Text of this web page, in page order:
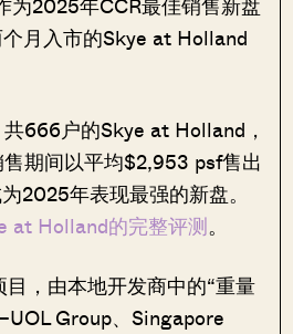
月入市的Skye at Holland
666户的Skye at Holland，
期间以平均$2,953 psf售出
2025年表现最强的新盘。
at Holland的完整评测。
，由本地开发商中的“重量
Group、Singapore